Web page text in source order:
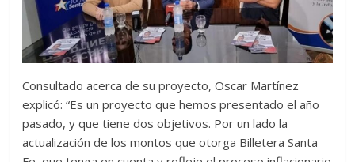
Consultado acerca de su proyecto, Oscar Martínez
explicó: “Es un proyecto que hemos presentado el año
pasado, y que tiene dos objetivos. Por un lado la
actualización de los montos que otorga Billetera Santa